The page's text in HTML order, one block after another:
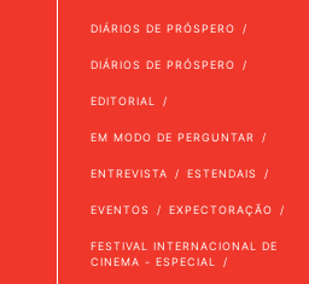
DIÁRIOS DE PRÓSPERO
DIÁRIOS DE PRÓSPERO
EDITORIAL
EM MODO DE PERGUNTAR
ENTREVISTA ESTENDAIS
EVENTOS EXPECTORAÇÃO
FESTIVAL INTERNACIONAL DE
CINEMA - ESPECIAL